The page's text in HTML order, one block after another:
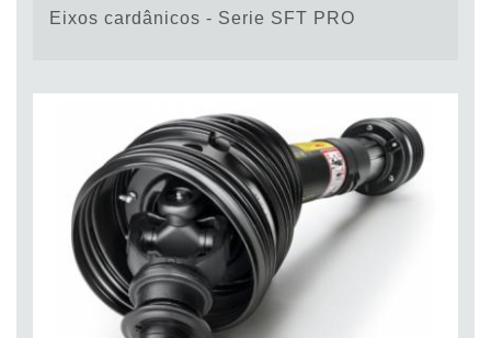
Eixos cardânicos - Serie SFT PRO